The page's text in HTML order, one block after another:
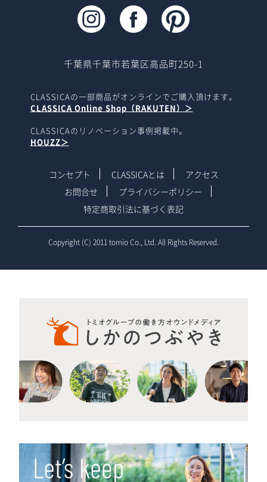
千葉県千葉市若葉区高品町250-1
CLASSICAの一部商品がオンラインでご購入頂けます。
CLASSICA Online Shop（RAKUTEN）＞
CLASSICAのリノベーション事例掲載中。
HOUZZ＞
コンセプト CLASSICAとは
アクセス
お問合せ
プライバシーポリシー
特定商取引法に基づく表記
Copyright (C) 2011 tomio Co., Ltd. All Rights Reserved.